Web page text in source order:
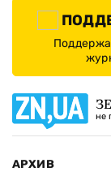
не
АРХИВ